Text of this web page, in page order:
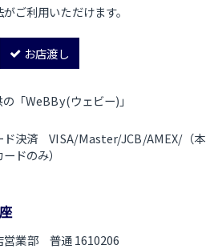
ご利用いただけます。
お店渡し
「WeBBy(ウェビー)」
ド決済 VISA/Master/JCB/AMEX/（本
ドのみ）
業部 普通 1610206